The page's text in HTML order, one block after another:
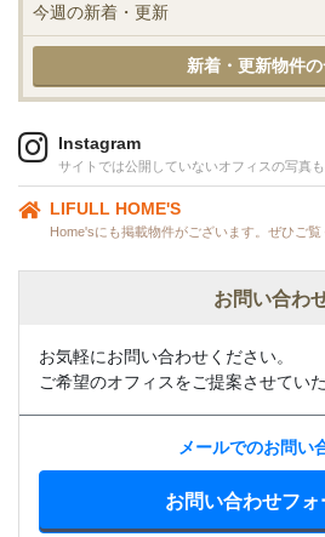
今週の新着・更新
新着・更新物件
Instagram
サイトでは公開していないオフィスの写真
LIFULL HOME'S
Home'sにも掲載物件がございます。ぜひご覧
お問い合わ
お気軽にお問い合わせください。
ご希望のオフィスをご提案させていた
メールでのお問い
お問い合わせフォ